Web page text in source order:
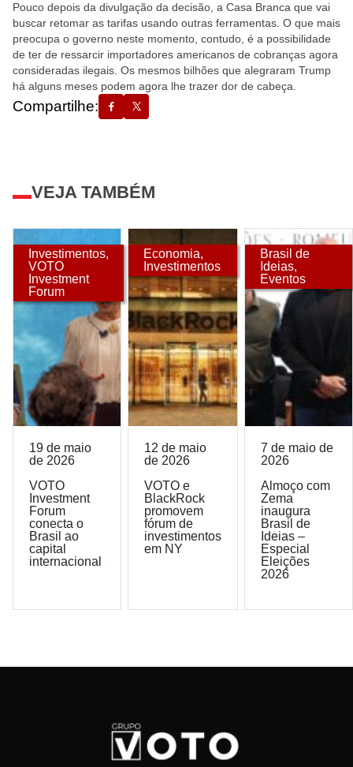
Pouco depois da divulgação da decisão, a Casa Branca que vai
buscar retomar as tarifas usando outras ferramentas. O que mais
preocupa o governo neste momento, contudo, é a possibilidade
de ter de ressarcir importadores americanos de cobranças agora
consideradas ilegais. Os mesmos bilhões que alegraram Trump
há alguns meses podem agora lhe trazer dor de cabeça.
Compartilhe:
VEJA TAMBÉM
Investimentos,
VOTO
Investment
Forum
19 de maio
de 2026
VOTO
Investment
Forum
conecta o
Brasil ao
capital
internacional
Economia,
Investimentos
12 de maio
de 2026
VOTO e
BlackRock
promovem
fórum de
investimentos
em NY
Brasil de
Ideias,
Eventos
7 de maio de
2026
Almoço com
Zema
inaugura
Brasil de
Ideias –
Especial
Eleições
2026